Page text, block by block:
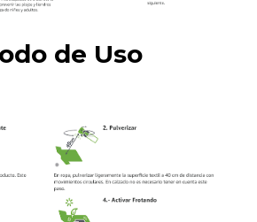
de Uso